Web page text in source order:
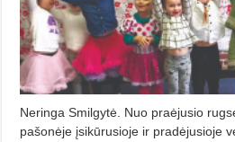
Neringa Smilgytė. Nuo praėjusio
pašonėje įsikūrusioje ir pradėjusioje